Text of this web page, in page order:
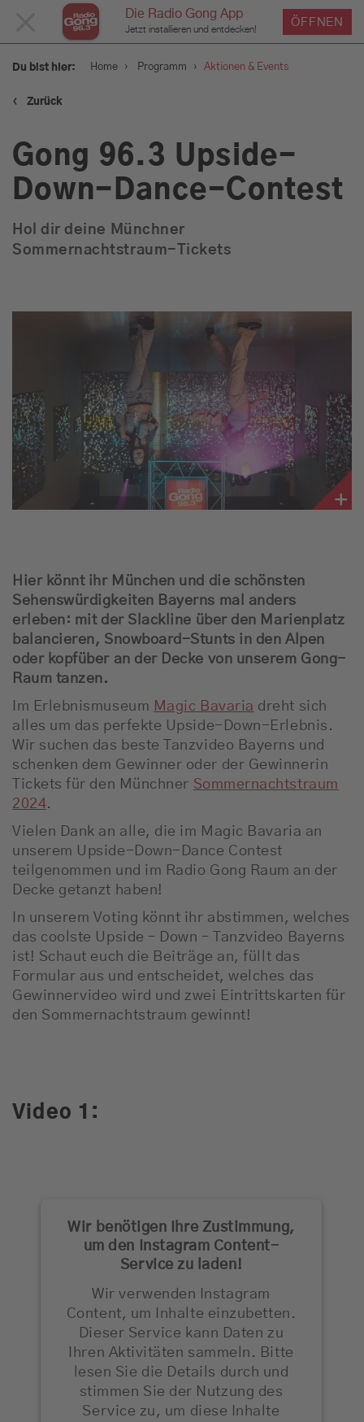
Die Radio Gong App
Jetzt installieren und entdecken!
ÖFFNEN
SCHLIESSEN
Programm
Aktionen & Events
Sendungen
Empfang
Webradio
Moderatoren
Team
Musik
Du bist hier: Home › Programm › Aktionen & Events
‹ Zurück
Gong 96.3 Upside-
Down-Dance-Contest
Hol dir deine Münchner
Sommernachtstraum-Tickets
Hier könnt ihr München und die schönsten
Sehenswürdigkeiten Bayerns mal anders
erleben: mit der Slackline über den Marienplatz
balancieren, Snowboard-Stunts in den Alpen
oder kopfüber an der Decke von unserem Gong-
Raum tanzen.
Im Erlebnismuseum Magic Bavaria dreht sich
alles um das perfekte Upside-Down-Erlebnis.
Wir suchen das beste Tanzvideo Bayerns und
schenken dem Gewinner oder der Gewinnerin
Tickets für den Münchner Sommernachtstraum
2024.
Vielen Dank an alle, die im Magic Bavaria an
unserem Upside-Down-Dance Contest
teilgenommen und im Radio Gong Raum an der
Decke getanzt haben!
In unserem Voting könnt ihr abstimmen, welches
das coolste Upside – Down – Tanzvideo Bayerns
ist! Schaut euch die Beiträge an, füllt das
Formular aus und entscheidet, welches das
Gewinnervideo wird und zwei Eintrittskarten für
den Sommernachtstraum gewinnt!
Video 1:
Wir benötigen Ihre Zustimmung,
um den Instagram Content-
Service zu laden!
Wir verwenden Instagram
Content, um Inhalte einzubetten.
Dieser Service kann Daten zu
Ihren Aktivitäten sammeln. Bitte
lesen Sie die Details durch und
stimmen Sie der Nutzung des
Service zu, um diese Inhalte